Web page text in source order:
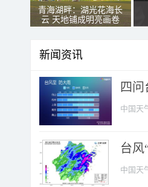
青海湖畔：湖光花海长
云 天地铺成明亮画卷
新闻资讯
四
中国天
台风
中国天